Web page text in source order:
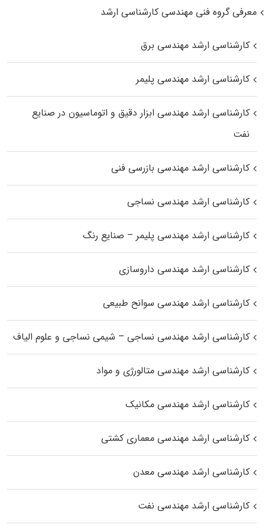
معرفی گروه فنی مهندسی کارشناسی ارشد
کارشناسی ارشد مهندسی برق
کارشناسی ارشد مهندسی پلیمر
کارشناسی ارشد مهندسی ابزار دقیق و اتوماسیون در صنایع
نفت
کارشناسی ارشد مهندسی بازرسی فنی
کارشناسی ارشد مهندسی نساجی
کارشناسی ارشد مهندسی پلیمر – صنایع رنگ
کارشناسی ارشد مهندسی داروسازی
کارشناسی ارشد مهندسی سوانح طبیعی
کارشناسی ارشد مهندسی نساجی – شیمی نساجی و علوم الیاف
کارشناسی ارشد مهندسی متالورژی و مواد
کارشناسی ارشد مهندسی مکانیک
کارشناسی ارشد مهندسی معماری کشتی
کارشناسی ارشد مهندسی معدن
کارشناسی ارشد مهندسی نفت